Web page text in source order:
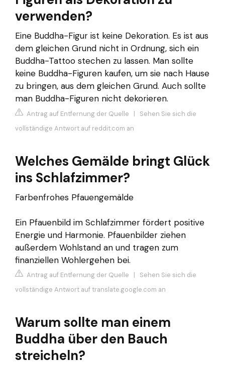
verwenden?
Eine Buddha-Figur ist keine Dekoration. Es ist aus
dem gleichen Grund nicht in Ordnung, sich ein
Buddha-Tattoo stechen zu lassen. Man sollte
keine Buddha-Figuren kaufen, um sie nach Hause
zu bringen, aus dem gleichen Grund. Auch sollte
man Buddha-Figuren nicht dekorieren.
Antrag auf Entfernung der Quelle | Sehen Sie sich die
vollständige Antwort auf reddit.com an
Welches Gemälde bringt Glück
ins Schlafzimmer?
Farbenfrohes Pfauengemälde
Ein Pfauenbild im Schlafzimmer fördert positive
Energie und Harmonie. Pfauenbilder ziehen
außerdem Wohlstand an und tragen zum
finanziellen Wohlergehen bei.
Antrag auf Entfernung der Quelle | Sehen Sie sich die
vollständige Antwort auf translate.google.com an
Warum sollte man einem
Buddha über den Bauch
streicheln?